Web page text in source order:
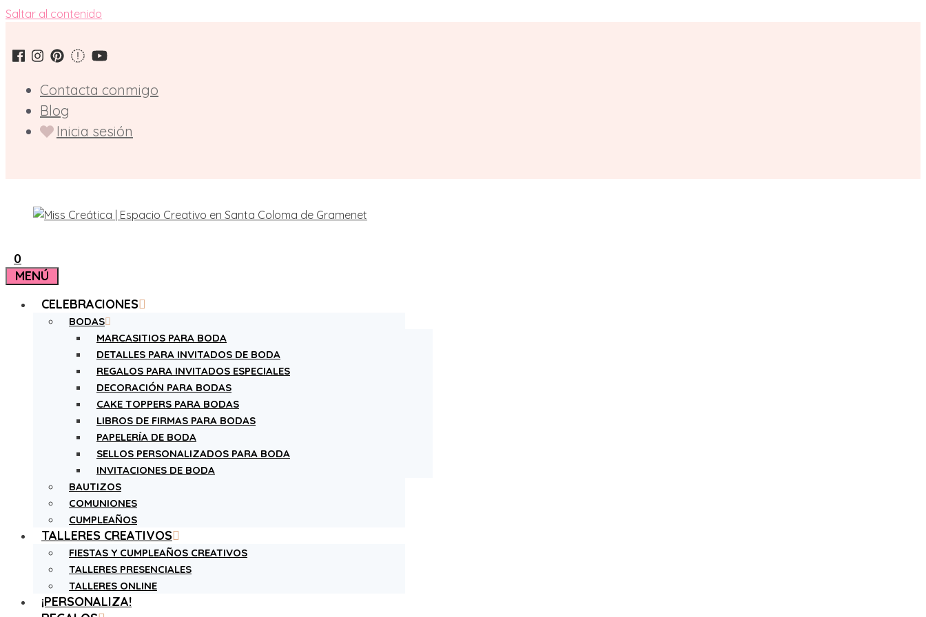
Saltar al contenido
Contacta conmigo
Blog
Inicia sesión
0
MENÚ
CELEBRACIONES
BODAS
MARCASITIOS PARA BODA
DETALLES PARA INVITADOS DE BODA
REGALOS PARA INVITADOS ESPECIALES
DECORACIÓN PARA BODAS
CAKE TOPPERS PARA BODAS
LIBROS DE FIRMAS PARA BODAS
PAPELERÍA DE BODA
SELLOS PERSONALIZADOS PARA BODA
INVITACIONES DE BODA
BAUTIZOS
COMUNIONES
CUMPLEAÑOS
TALLERES CREATIVOS
FIESTAS Y CUMPLEAÑOS CREATIVOS
TALLERES PRESENCIALES
TALLERES ONLINE
¡PERSONALIZA!